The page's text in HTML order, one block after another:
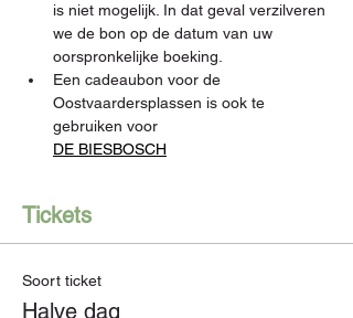
is niet mogelijk. In dat geval verzilveren
we de bon op de datum van uw
oorspronkelijke boeking.
Een cadeaubon voor de
Oostvaardersplassen is ook te
gebruiken voor
DE BIESBOSCH
Tickets
Soort ticket
Halve dag